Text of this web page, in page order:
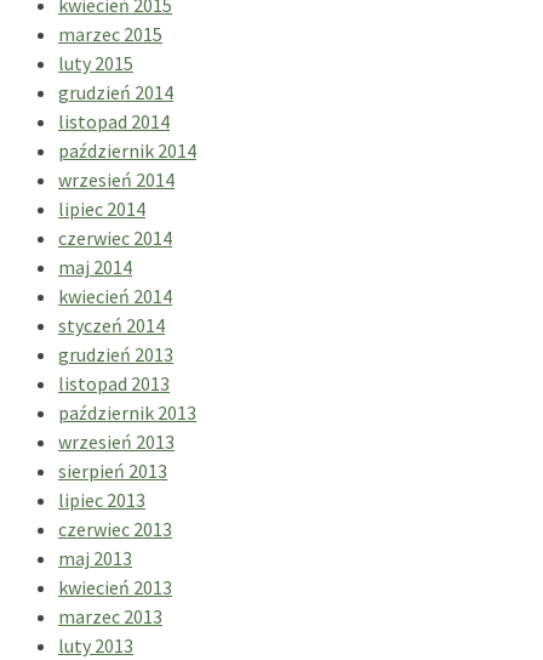
kwiecień 2015
marzec 2015
luty 2015
grudzień 2014
listopad 2014
październik 2014
wrzesień 2014
lipiec 2014
czerwiec 2014
maj 2014
kwiecień 2014
styczeń 2014
grudzień 2013
listopad 2013
październik 2013
wrzesień 2013
sierpień 2013
lipiec 2013
czerwiec 2013
maj 2013
kwiecień 2013
marzec 2013
luty 2013